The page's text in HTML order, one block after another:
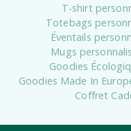
T-shirt
Totebags
Éventails
Mugs
Goodies
Goodies Made In
Coffret